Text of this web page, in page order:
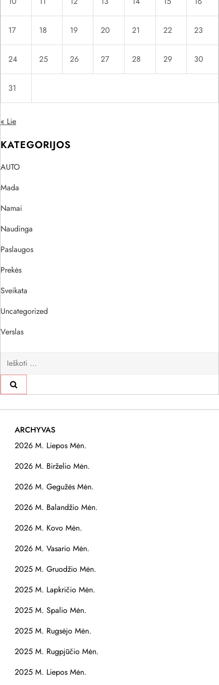
17 18 19 20 21 22 23
24 25 26 27 28 29 30
31
« Lie
KATEGORIJOS
AUTO
Mada
Namai
Naudinga
Paslaugos
Prekės
Sveikata
Uncategorized
Verslas
Ieškoti:
ARCHYVAS
2026 M. Liepos Mėn.
2026 M. Birželio Mėn.
2026 M. Gegužės Mėn.
2026 M. Balandžio Mėn.
2026 M. Kovo Mėn.
2026 M. Vasario Mėn.
2025 M. Gruodžio Mėn.
2025 M. Lapkričio Mėn.
2025 M. Spalio Mėn.
2025 M. Rugsėjo Mėn.
2025 M. Rugpjūčio Mėn.
2025 M. Liepos Mėn.